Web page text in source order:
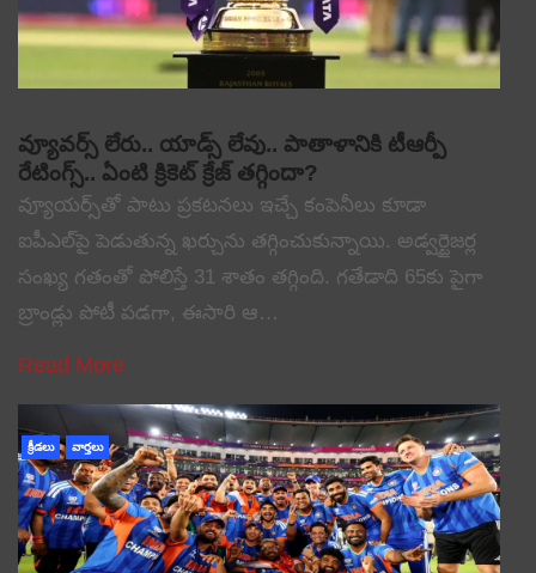
వ్యూవర్స్ లేరు.. యాడ్స్ లేవు.. పాతాళానికి టీఆర్పీ
రేటింగ్స్.. ఏంటి క్రికెట్ క్రేజ్ తగ్గిందా?
వ్యూయర్స్‌తో పాటు ప్రకటనలు ఇచ్చే కంపెనీలు కూడా
ఐపీఎల్‌పై పెడుతున్న ఖర్చును తగ్గించుకున్నాయి. అడ్వర్టైజర్ల
సంఖ్య గతంతో పోలిస్తే 31 శాతం తగ్గింది. గతేడాది 65కు పైగా
బ్రాండ్లు పోటీ పడగా, ఈసారి ఆ…
Read More
క్రీడలు వార్తలు